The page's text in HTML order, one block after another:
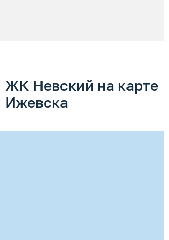
ЖК Невский на карте
Ижевска